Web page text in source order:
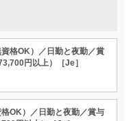
格OK）／日勤と夜勤／賞
円以上）［Je］
OK）／日勤と夜勤／賞与